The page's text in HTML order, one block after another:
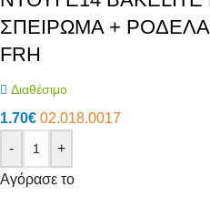
ΣΠΕΙΡΩΜΑ +
FRH
Διαθέσιμο
1.70€ 02.018.0017
-
+
Αγόρασε το